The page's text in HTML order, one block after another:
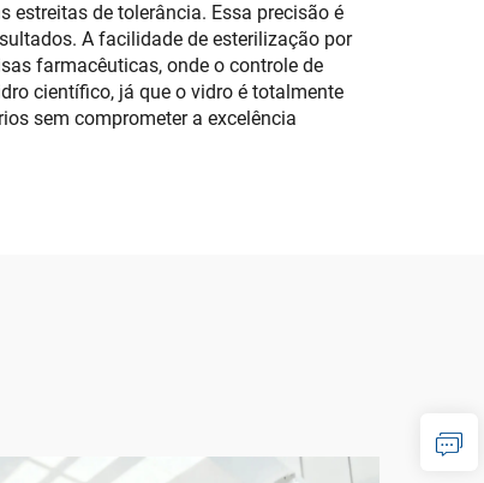
estreitas de tolerância. Essa precisão é
A facilidade de esterilização por
farmacêuticas, onde o controle de
científico, já que o vidro é totalmente
sem comprometer a excelência